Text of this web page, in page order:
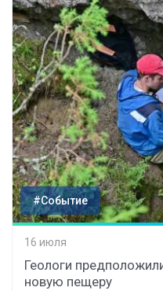
#Событие
16 июля
Геологи
новую пещеру